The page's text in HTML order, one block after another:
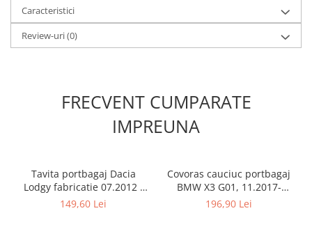
Caracteristici
Review-uri(0)
FRECVENT CUMPARATE
IMPREUNA
Tavita portbagaj Dacia
Lodgy fabricatie 07.2012 -
prezent (7 locuri)
149,60 Lei
Covoras cauciuc portbagaj
BMW X3 G01, 11.2017-
prezent, Rigum RKK Cehia
196,90 Lei